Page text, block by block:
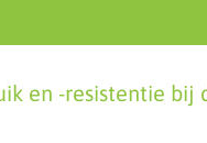
en -resistentie bij